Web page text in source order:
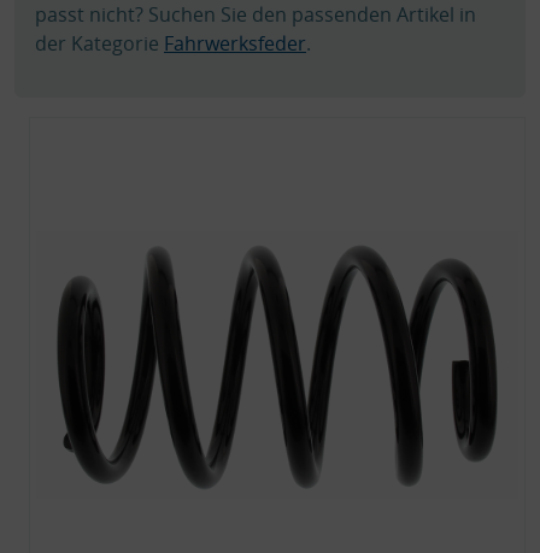
passt nicht? Suchen Sie den passenden Artikel in
der Kategorie Fahrwerksfeder.